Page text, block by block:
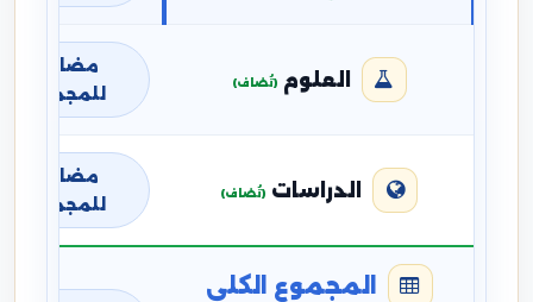
العلوم (تُضاف)
مضافة
للمجموع
الدراسات (تُضاف)
مضافة
للمجموع
المجموع الكلي